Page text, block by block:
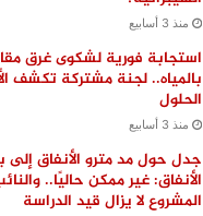
منذ 3 أسابيع
استجابة فورية لشكوى غرق
بالمياه.. لجنة مشتركة تكشف
الحلول
منذ 3 أسابيع
جدل حول مد مترو الأنفاق
الأنفاق: غير ممكن حاليًا..
المشروع لا يزال قيد الدراسة